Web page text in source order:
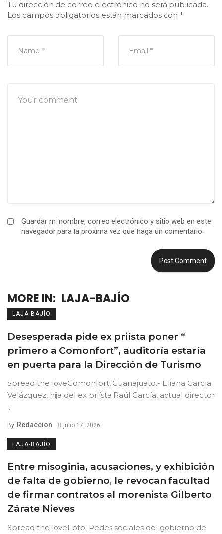
Tu dirección de correo electrónico no será publicada.
Los campos obligatorios están marcados con *
Guardar mi nombre, correo electrónico y sitio web en este
navegador para la próxima vez que haga un comentario.
MORE IN: LAJA-BAJÍO
LAJA-BAJÍO
Desesperada pide ex priísta poner “
primero a Comonfort”, auditoría estaría
en puerta para la Dirección de Turismo
Spread the loveComonfort, Guanajuato.- Liliana García
Velázquez, hija del ex priísta Raúl García, actual director
...
By Redaccion julio 17, 2026
LAJA-BAJÍO
Entre misoginia, acusaciones, y exhibición
de falta de gobierno, le revocan facultad
de firmar contratos al morenista Gilberto
Zárate Nieves
Spread the loveFoto: Redes sociales del gobierno de